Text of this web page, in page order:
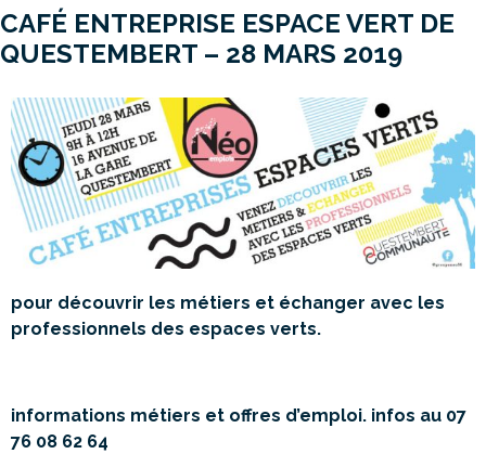
CAFÉ ENTREPRISE ESPACE VERT DE
QUESTEMBERT – 28 MARS 2019
pour découvrir les métiers et échanger avec les
professionnels des espaces verts.
informations métiers et offres d’emploi. infos au 07
76 08 62 64